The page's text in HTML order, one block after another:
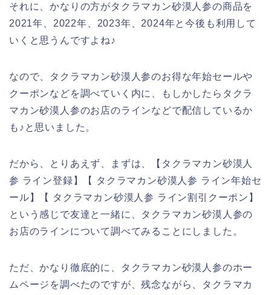
それに、かなりの方がタクラマカン砂漠人参の商品を
2021年、2022年、2023年、2024年と今後も利用して
いくと思うんですよね♪
なので、タクラマカン砂漠人参のお得な年始セールや
クーポンなどを調べていく内に、もしかしたらタクラ
マカン砂漠人参のお店のラインなどで配信しているか
も♪と思いました。
だから、とりあえず、まずは、【タクラマカン砂漠人
参 ライン登録】【 タクラマカン砂漠人参 ライン年始セ
ール】【 タクラマカン砂漠人参 ライン割引クーポン】
という感じで友達と一緒に、タクラマカン砂漠人参の
お店のラインについて調べてみることにしました。
ただ、かなり徹底的に、タクラマカン砂漠人参のホー
ムページを調べたのですが、残念ながら、タクラマカ